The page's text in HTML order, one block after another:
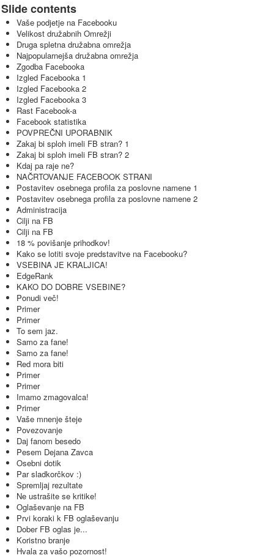
Slide contents
Vaše podjetje na Facebooku
Velikost družabnih Omrežji
Druga spletna družabna omrežja
Najpopularnejša družabna omrežja
Zgodba Facebooka
Izgled Facebooka 1
Izgled Facebooka 2
Izgled Facebooka 3
Rast Facebook-a
Facebook statistika
POVPREČNI UPORABNIK
Zakaj bi sploh imeli FB stran? 1
Zakaj bi sploh imeli FB stran? 2
Kdaj pa raje ne?
NAČRTOVANJE FACEBOOK STRANI
Postavitev osebnega profila za poslovne namene 1
Postavitev osebnega profila za poslovne namene 2
Administracija
Cilji na FB
Cilji na FB
18 % povišanje prihodkov!
Kako se lotiti svoje predstavitve na Facebooku?
VSEBINA JE KRALJICA!
EdgeRank
KAKO DO DOBRE VSEBINE?
Ponudi več!
Primer
Primer
To sem jaz.
Samo za fane!
Samo za fane!
Red mora biti
Primer
Primer
Imamo zmagovalca!
Primer
Vaše mnenje šteje
Povezovanje
Daj fanom besedo
Pesem Dejana Zavca
Osebni dotik
Par sladkorčkov :)
Spremljaj rezultate
Ne ustrašite se kritike!
Oglaševanje na FB
Prvi koraki k FB oglaševanju
Dober FB oglas je...
Koristno branje
Hvala za vašo pozornost!